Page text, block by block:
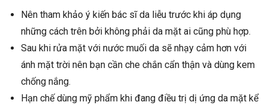
Nên tham khảo ý kiến bác sĩ da liễu trước khi áp dụng
những cách trên bởi không phải da mặt ai cũng phù hợp.
Sau khi rửa mặt với nước muối da sẽ nhạy cảm hơn với
ánh mặt trời nên bạn cần che chắn cẩn thận và dùng kem
chống nắng.
Hạn chế dùng mỹ phẩm khi đang điều trị dị ứng da mặt kể